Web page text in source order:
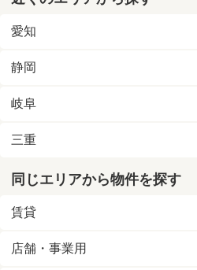
愛知
静岡
岐阜
三重
同じエリアから物件を探す
賃貸
店舗・事業用